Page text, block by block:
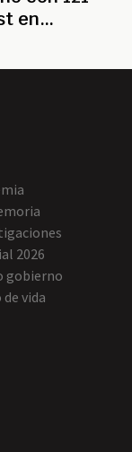
en
2026
gobierno
vida